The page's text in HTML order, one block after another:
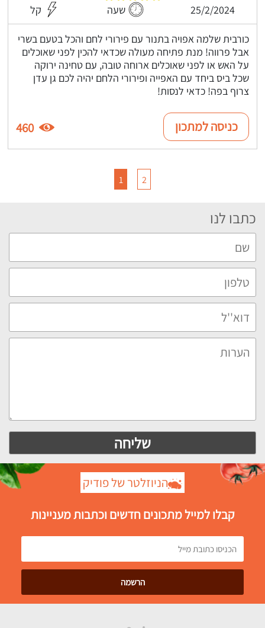
25/2/2024 שעה קל
כורבית שלמה אפויה בתנור עם פירורי לחם והכל בטעם בשרי
אבל פרווה! מנת פתיחה מעולה שכדאי להכין לפני שאוכלים
על האש או לפני שאוכלים ארוחה טובה, עם טחינה ירוקה
שכל ביס ביחד עם האפייה ופירורי הלחם יהיה לכם גן עדן
צרוף בפה! כדאי לנסות!
כניסה למתכון 460
1 2
כתבו לנו
הניוזלטר של פודיק
קבלו למייל מתכונים חדשים וכתבות מעניינות